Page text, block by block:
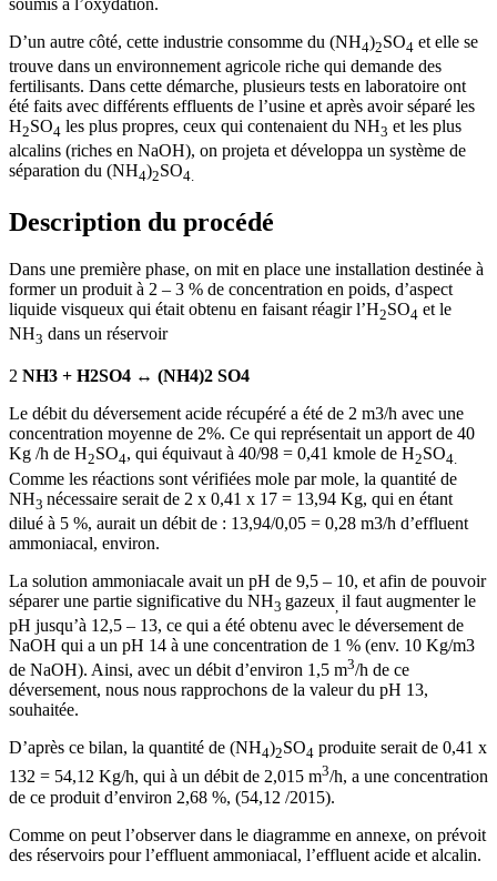
D’un autre côté, cette industrie consomme du (NH4)2SO4 et elle se
trouve dans un environnement agricole riche qui demande des
fertilisants. Dans cette démarche, plusieurs tests en laboratoire ont
été faits avec différents effluents de l’usine et après avoir séparé les
H2SO4 les plus propres, ceux qui contenaient du NH3 et les plus
alcalins (riches en NaOH), on projeta et développa un système de
séparation du (NH4)2SO4.
Description du procédé
Dans une première phase, on mit en place une installation destinée à
former un produit à 2 – 3 % de concentration en poids, d’aspect
liquide visqueux qui était obtenu en faisant réagir l’H2SO4 et le
NH3 dans un réservoir
2 NH3 + H2SO4 ↔ (NH4)2 SO4
Le débit du déversement acide récupéré a été de 2 m3/h avec une
concentration moyenne de 2%. Ce qui représentait un apport de 40
Kg /h de H2SO4, qui équivaut à 40/98 = 0,41 kmole de H2SO4.
Comme les réactions sont vérifiées mole par mole, la quantité de
NH3 nécessaire serait de 2 x 0,41 x 17 = 13,94 Kg, qui en étant
dilué à 5 %, aurait un débit de : 13,94/0,05 = 0,28 m3/h d’effluent
ammoniacal, environ.
La solution ammoniacale avait un pH de 9,5 – 10, et afin de pouvoir
séparer une partie significative du NH3 gazeux il faut augmenter le
pH jusqu’à 12,5 – 13, ce qui a été obtenu avec le déversement de
NaOH qui a un pH 14 à une concentration de 1 % (env. 10 Kg/m3
de NaOH). Ainsi, avec un débit d’environ 1,5 m3/h de ce
déversement, nous nous rapprochons de la valeur du pH 13,
souhaitée.
D’après ce bilan, la quantité de (NH4)2SO4 produite serait de 0,41 x
132 = 54,12 Kg/h, qui à un débit de 2,015 m3/h, a une concentration
de ce produit d’environ 2,68 %, (54,12 /2015).
Comme on peut l’observer dans le diagramme en annexe, on prévoit
des réservoirs pour l’effluent ammoniacal, l’effluent acide et alcalin.